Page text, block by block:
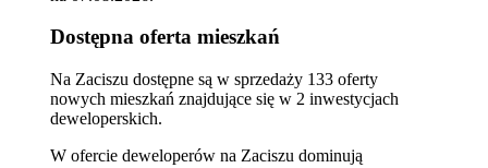
Dostępna oferta mieszkań
Na Zaciszu dostępne są w sprzedaży 133 oferty
nowych mieszkań znajdujące się w 2 inwestycjach
deweloperskich.
W ofercie deweloperów na Zaciszu dominują